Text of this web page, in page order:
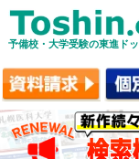
予備校・大学受験の東進ド